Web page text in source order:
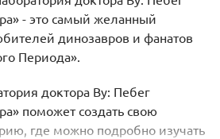
- это самый желанный
динозавров и фанатов
Периода».
доктора Ву: Пебег
поможет создать свою
где можно подробно изучать